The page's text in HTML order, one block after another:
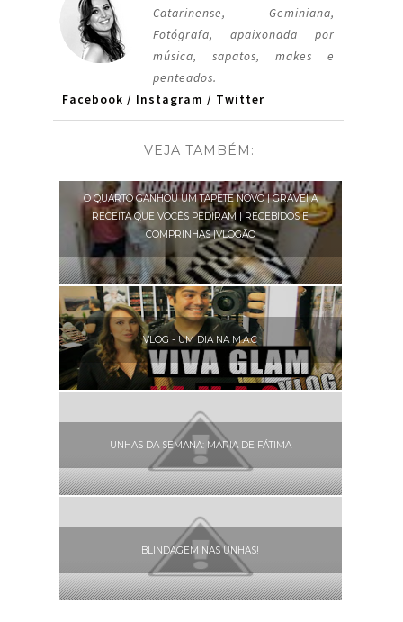
Catarinense, Geminiana,
Fotógrafa, apaixonada por
música, sapatos, makes e
penteados.
Facebook / Instagram / Twitter
VEJA TAMBÉM:
O QUARTO GANHOU UM TAPETE NOVO | GRAVEI A
RECEITA QUE VOCÊS PEDIRAM | RECEBIDOS E
COMPRINHAS |VLOGÃO
VLOG - UM DIA NA M.A.C
UNHAS DA SEMANA: MARIA DE FÁTIMA
BLINDAGEM NAS UNHAS!